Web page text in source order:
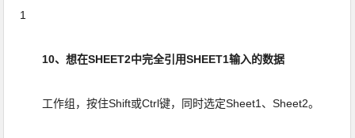
1
10、想在SHEET2中完全引用SHEET1输入的数据
工作组，按住Shift或Ctrl键，同时选定Sheet1、Sheet2。